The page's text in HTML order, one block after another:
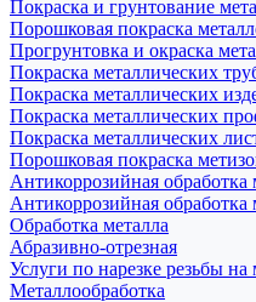
Покраска и грунтование
Порошковая покраска
Прогрунтовка и окраска
Покраска металлических
Покраска металлических
Покраска металлических
Покраска металлических
Порошковая покраска
Антикоррозийная обработка
Антикоррозийная обработка
Обработка металла
Абразивно-отрезная
Услуги по нарезке резьбы на
Металлообработка